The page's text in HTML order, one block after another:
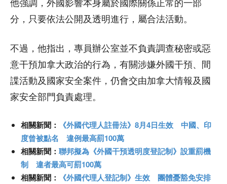
他強調，外國影響本身屬於國際關係正常的一部
分，只要依法公開及透明進行，屬合法活動。
不過，他指出，專員辦公室並不負責調查秘密或惡
意干預加拿大政治的行為，有關涉嫌外國干預、間
諜活動及國家安全案件，仍會交由加拿大情報及國
家安全部門負責處理。
相關新聞： 《外國代理人註冊法》8月4日生效 中國、印
度曾被點名 違例最高罰100萬
相關新聞： 聯邦擬為《外國干預透明度登記制》設重罰機
制 違者最高可罰100萬
相關新聞： 《外國代理人登記制》生效 團體憂豁免安排